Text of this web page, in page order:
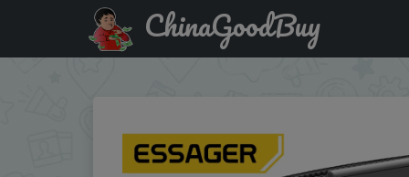
Придбати Essager 6A 66W 3 in 1 USB C Cable For
ChinaGoodBuy